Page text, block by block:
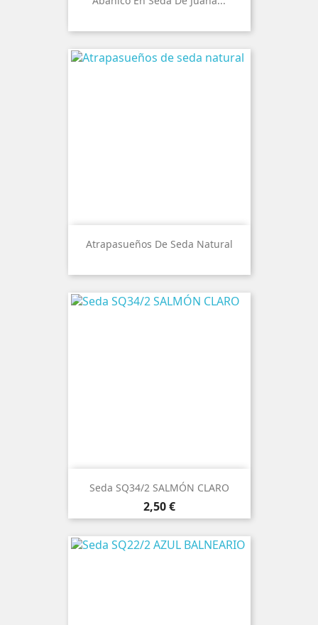
Atrapasueños De Seda Natural
Seda SQ34/2 SALMÓN CLARO
Precio
2,50 €